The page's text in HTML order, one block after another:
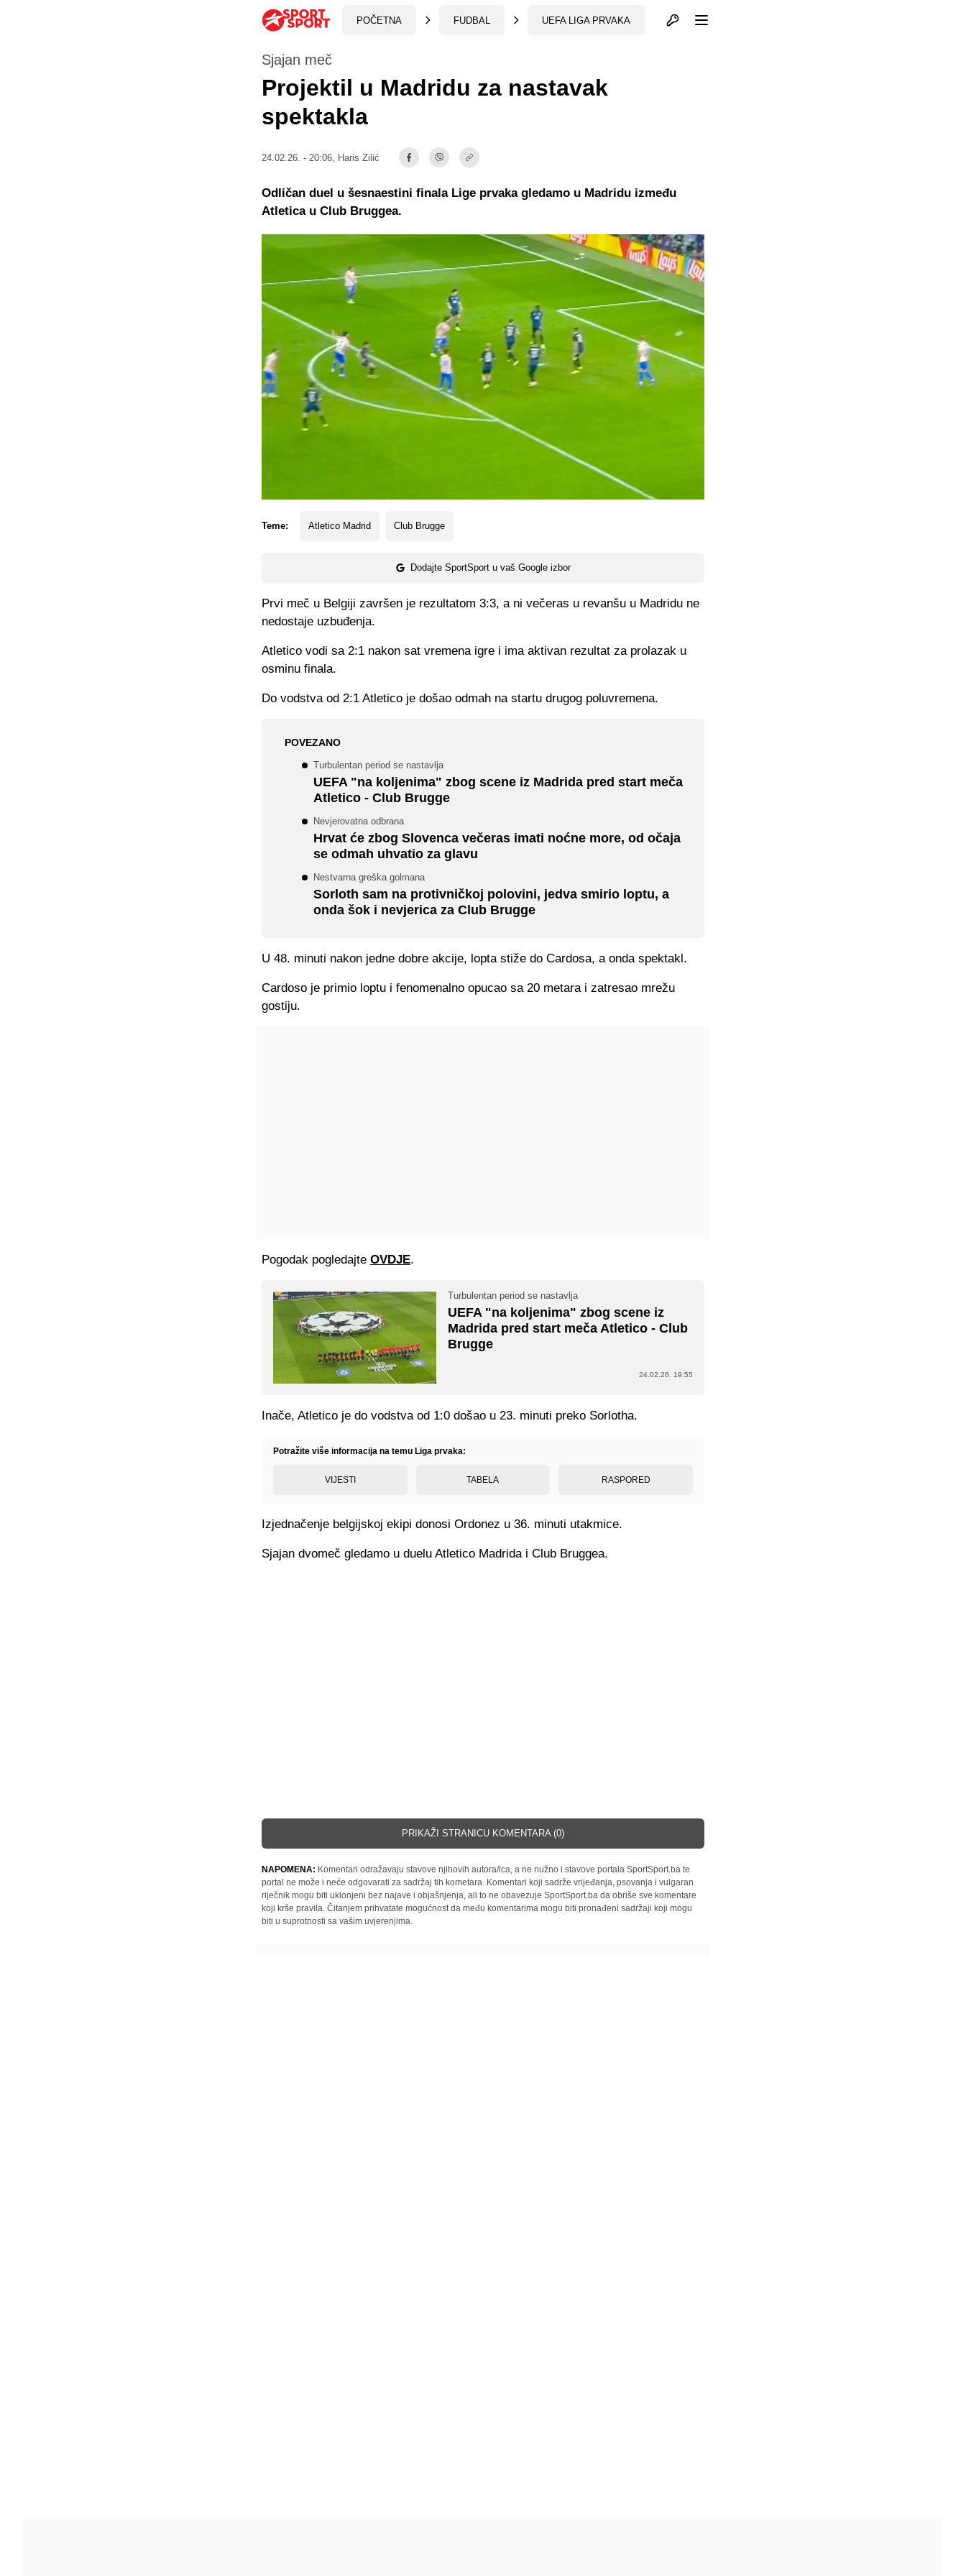
POČETNA FUDBAL UEFA LIGA PRVAKA Otvori profil
Sjajan meč
Projektil u Madridu za nastavak
spektakla
24.02.26. - 20:06, Haris Zilić
Teme: Atletico Madrid Club Brugge
Dodajte SportSport u vaš Google izbor
Odličan duel u šesnaestini finala Lige prvaka gledamo u Madridu između
Atletica u Club Bruggea.
Prvi meč u Belgiji završen je rezultatom 3:3, a ni večeras u revanšu u Madridu ne
nedostaje uzbuđenja.
Atletico vodi sa 2:1 nakon sat vremena igre i ima aktivan rezultat za prolazak u
osminu finala.
Do vodstva od 2:1 Atletico je došao odmah na startu drugog poluvremena.
POVEZANO
Turbulentan period se nastavlja
UEFA "na koljenima" zbog scene iz Madrida pred start meča
Atletico - Club Brugge
Nevjerovatna odbrana
Hrvat će zbog Slovenca večeras imati noćne more, od očaja
se odmah uhvatio za glavu
Nestvarna greška golmana
Sorloth sam na protivničkoj polovini, jedva smirio loptu, a
onda šok i nevjerica za Club Brugge
U 48. minuti nakon jedne dobre akcije, lopta stiže do Cardosa, a onda spektakl.
Cardoso je primio loptu i fenomenalno opucao sa 20 metara i zatresao mrežu
gostiju.
Pogodak pogledajte OVDJE.
Turbulentan period se nastavlja
UEFA "na koljenima" zbog scene iz
Madrida pred start meča Atletico - Club
Brugge
24.02.26. 19:55
Inače, Atletico je do vodstva od 1:0 došao u 23. minuti preko Sorlotha.
Potražite više informacija na temu Liga prvaka:
VIJESTI TABELA RASPORED
Izjednačenje belgijskoj ekipi donosi Ordonez u 36. minuti utakmice.
Sjajan dvomeč gledamo u duelu Atletico Madrida i Club Bruggea.
PRIKAŽI STRANICU KOMENTARA (0)
NAPOMENA: Komentari odražavaju stavove njihovih autora/ica, a ne nužno i stavove portala SportSport.ba te
portal ne može i neće odgovarati za sadržaj tih kometara. Komentari koji sadrže vrijeđanja, psovanja i vulgaran
riječnik mogu biti uklonjeni bez najave i objašnjenja, ali to ne obavezuje SportSport.ba da obriše sve komentare
koji krše pravila. Čitanjem prihvatate mogućnost da među komentarima mogu biti pronađeni sadržaji koji mogu
biti u suprotnosti sa vašim uvjerenjima.